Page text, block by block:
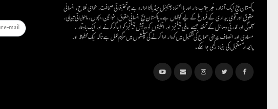
پاکستان پیج ایک آزاد، غیر جانب دار اور بااعتماد ڈیجیٹل میڈیاکا ادارہ ہے جو تحقیقاتی صحافت، عوامی فلاح، انسانی
حقوق اور قومی بیداری کے فروغ کے لیے کوشاں ہے۔پاکستان پیج انسانی حقوق، خواتین، بچوں، ماحولیاتی تبدیلی،
آلودگی اور قدرتی وسائل کے تحفظ جیسے عالمی چیلنجز اور اقلیتوں کو درپیش چیلنجز کو اجاگر کرنے اور ایک باوقار ،
مساوی اور انصاف پر مبنی سماج کی تشکیل میں کردار ادا کرنے کی کوششوں میں سرگرم عمل ہےتاکہ ایک محفوظ اور
پائیدار مستقبل کی بنیاد رکھی جا سکے۔